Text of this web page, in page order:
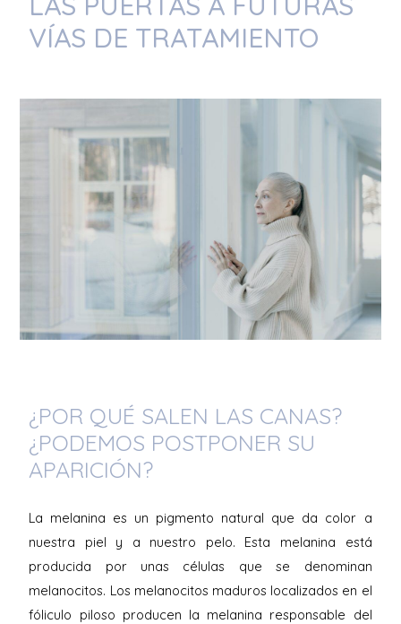
VÍAS DE TRATAMIENTO
¿POR QUÉ SALEN LAS CANAS?
¿PODEMOS POSTPONER SU
APARICIÓN?
La melanina es un pigmento natural que da color a
nuestra piel y a nuestro pelo. Esta melanina está
producida por unas células que se denominan
melanocitos. Los melanocitos maduros localizados en el
fóliculo piloso producen la melanina responsable del